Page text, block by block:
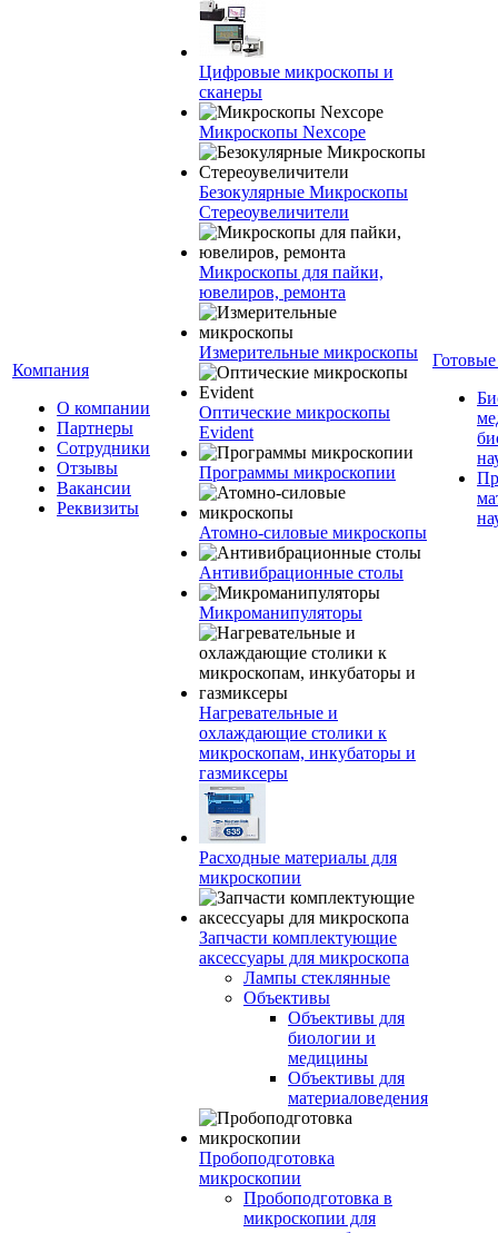
Компания
О компании
Партнеры
Сотрудники
Отзывы
Вакансии
Реквизиты
Цифровые микроскопы и
сканеры
Микроскопы Nexcope
Безокулярные Микроскопы
Стереоувеличители
Микроскопы для пайки,
ювелиров, ремонта
Измерительные микроскопы
Оптические микроскопы
Evident
Программы микроскопии
Атомно-силовые микроскопы
Антивибрационные столы
Микроманипуляторы
Нагревательные и
охлаждающие столики к
микроскопам, инкубаторы и
газмиксеры
Расходные материалы для
микроскопии
Запчасти комплектующие
аксессуары для микроскопа
Лампы стеклянные
Объективы
Объективы для
биологии и
медицины
Объективы для
материаловедения
Пробоподготовка
микроскопии
Пробоподготовка в
микроскопии для